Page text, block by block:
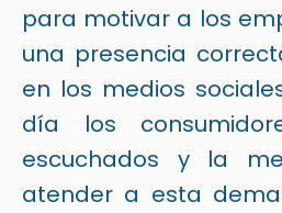
para motivar a los
una presencia
en los medios
día los
escuchados y la
atender a esta